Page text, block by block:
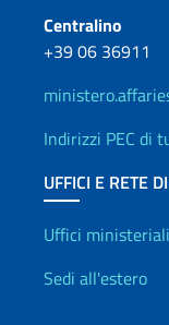
Centralino
+39 06 36911
Indirizzi PEC di
UFFICI E RETE
Uffici e
Uffici ministeriali
Sedi all'estero